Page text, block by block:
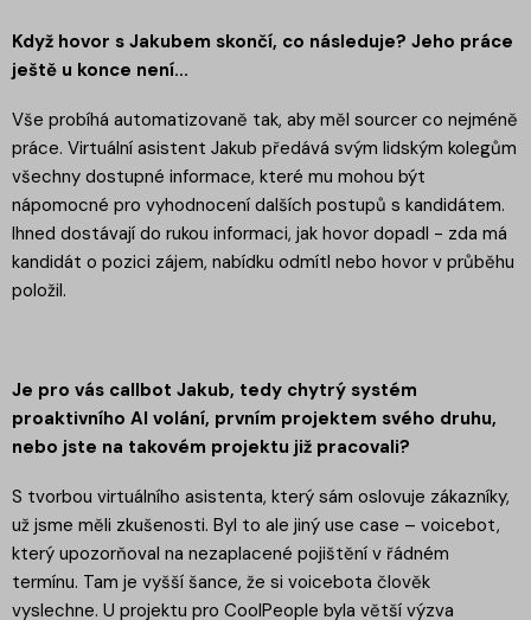
Když hovor s Jakubem skončí, co následuje? Jeho práce
ještě u konce není...
Vše probíhá automatizovaně tak, aby měl sourcer co nejméně
práce. Virtuální asistent Jakub předává svým lidským kolegům
všechny dostupné informace, které mu mohou být
nápomocné pro vyhodnocení dalších postupů s kandidátem.
Ihned dostávají do rukou informaci, jak hovor dopadl - zda má
kandidát o pozici zájem, nabídku odmítl nebo hovor v průběhu
položil.
Je pro vás callbot Jakub, tedy chytrý systém
proaktivního AI volání, prvním projektem svého druhu,
nebo jste na takovém projektu již pracovali?
S tvorbou virtuálního asistenta, který sám oslovuje zákazníky,
už jsme měli zkušenosti. Byl to ale jiný use case – voicebot,
který upozorňoval na nezaplacené pojištění v řádném
termínu. Tam je vyšší šance, že si voicebota člověk
vyslechne. U projektu pro CoolPeople byla větší výzva